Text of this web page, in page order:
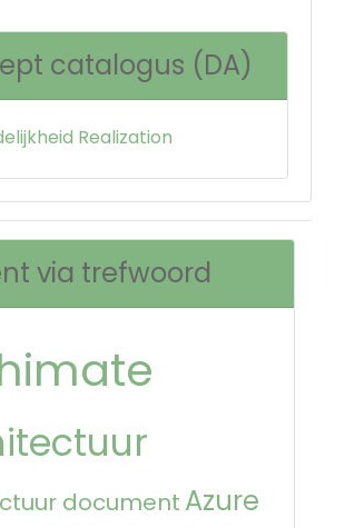
catalogus (DA)
Realization
via trefwoord
document Azure